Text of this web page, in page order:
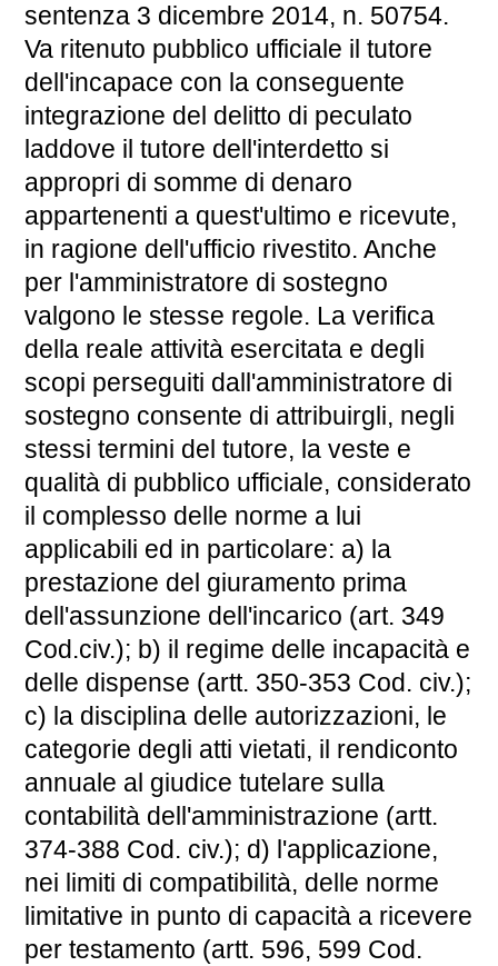
sentenza 3 dicembre 2014, n. 50754.
Va ritenuto pubblico ufficiale il tutore
dell'incapace con la conseguente
integrazione del delitto di peculato
laddove il tutore dell'interdetto si
appropri di somme di denaro
appartenenti a quest'ultimo e ricevute,
in ragione dell'ufficio rivestito. Anche
per l'amministratore di sostegno
valgono le stesse regole. La verifica
della reale attività esercitata e degli
scopi perseguiti dall'amministratore di
sostegno consente di attribuirgli, negli
stessi termini del tutore, la veste e
qualità di pubblico ufficiale, considerato
il complesso delle norme a lui
applicabili ed in particolare: a) la
prestazione del giuramento prima
dell'assunzione dell'incarico (art. 349
Cod.civ.); b) il regime delle incapacità e
delle dispense (artt. 350-353 Cod. civ.);
c) la disciplina delle autorizzazioni, le
categorie degli atti vietati, il rendiconto
annuale al giudice tutelare sulla
contabilità dell'amministrazione (artt.
374-388 Cod. civ.); d) l'applicazione,
nei limiti di compatibilità, delle norme
limitative in punto di capacità a ricevere
per testamento (artt. 596, 599 Cod.